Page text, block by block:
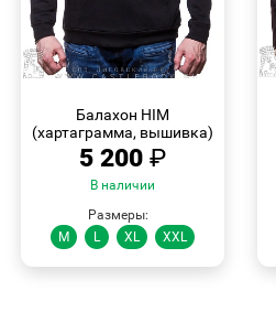
Балахон HIM
(хартаграмма, вышивка)
5 200 ₽
В наличии
Размеры:
M
L XL XXL